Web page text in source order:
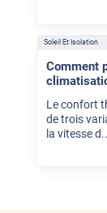
Soleil Et Isolation
Comment
Le confort
de trois
la vitesse